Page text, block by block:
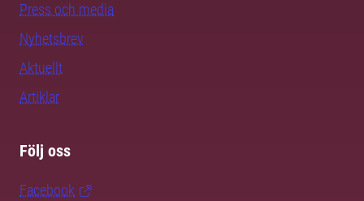
Press och media
Nyhetsbrev
Aktuellt
Artiklar
Följ oss
Facebook